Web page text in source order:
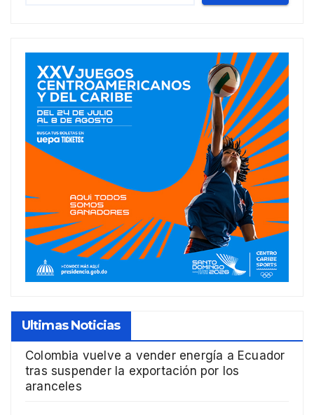
Ultimas Noticias
Colombia vuelve a vender energía a Ecuador
tras suspender la exportación por los
aranceles